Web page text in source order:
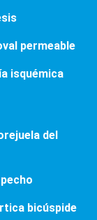
permeable
isquémica
del
bicúspide